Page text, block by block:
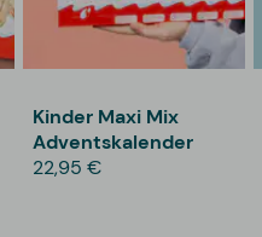
Kinder Maxi Mix
Adventskalender
22,95 €